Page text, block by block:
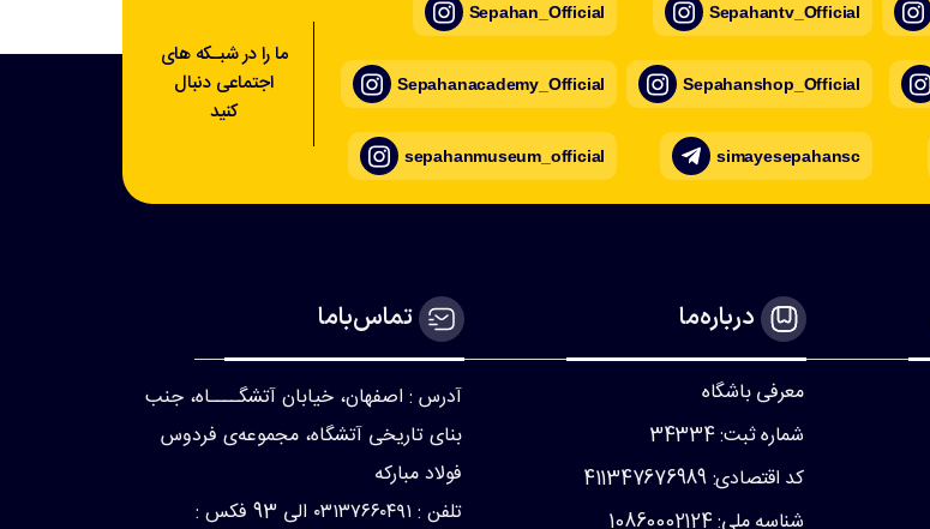
ما را در شبـکه های
اجتماعی دنبال
کنید
Sepahan_Official
Sepahanacademy_Official
sepahanmuseum_official
Sepahantv_Official
Sepahanshop_Official
simayesepahansc
درباره‌ما
معرفی باشگاه
شماره ثبت: 34334
کد اقتصادی: 411347676989
شناسه ملی: 10860002124
تماس‌با‌ما
آدرس : اصفهان، خیابان آتشگــــاه، جنب
بنای تاریخی آتشگاه، مجموعه‌ی فردوس
فولاد مبارکه
تلفن : ۰۳۱۳۷۶۶۰۴۹۱ الی 93 فکس :